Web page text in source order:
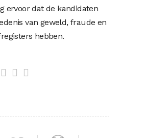
ervoor dat de kandidaten
van geweld, fraude en
hebben.